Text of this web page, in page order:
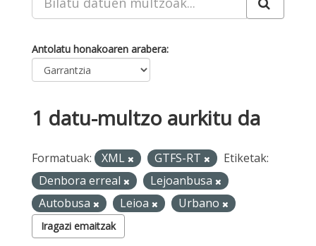
Antolatu honakoaren arabera
1 datu-multzo aurkitu da
Formatuak: XML GTFS-RT
Etiketak:
Denbora erreal
Lejoanbusa
Autobusa
Leioa Urbano
Iragazi emaitzak